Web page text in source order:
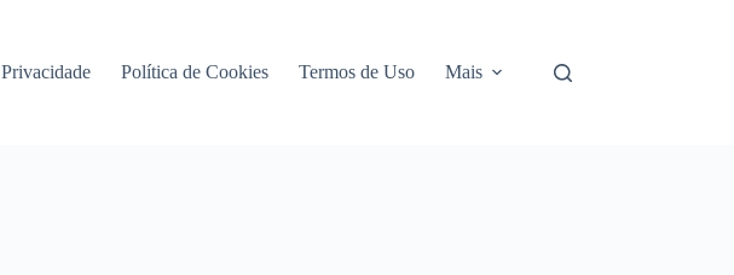
Política de Cookies Termos de Uso Mais